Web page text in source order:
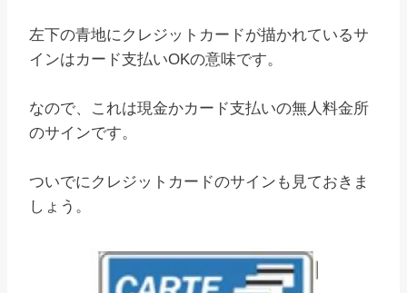
左下の青地にクレジットカードが描かれているサ
インはカード支払いOKの意味です。
なので、これは現金かカード支払いの無人料金所
のサインです。
ついでにクレジットカードのサインも見ておきま
しょう。